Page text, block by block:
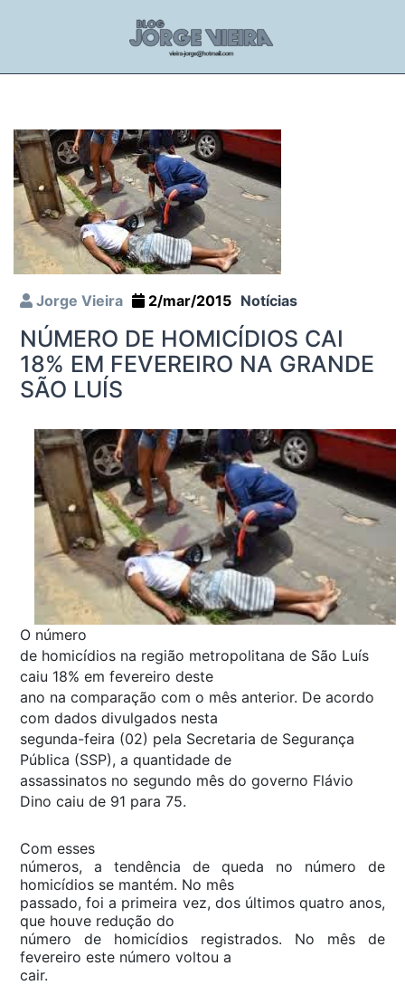
Jorge Vieira 2/mar/2015 Notícias
NÚMERO DE HOMICÍDIOS CAI
18% EM FEVEREIRO NA GRANDE
SÃO LUÍS
O número
de homicídios na região metropolitana de São Luís
caiu 18% em fevereiro deste
ano na comparação com o mês anterior. De acordo
com dados divulgados nesta
segunda-feira (02) pela Secretaria de Segurança
Pública (SSP), a quantidade de
assassinatos no segundo mês do governo Flávio
Dino caiu de 91 para 75.
Com esses
números, a tendência de queda no número de
homicídios se mantém. No mês
passado, foi a primeira vez, dos últimos quatro anos,
que houve redução do
número de homicídios registrados. No mês de
fevereiro este número voltou a
cair.